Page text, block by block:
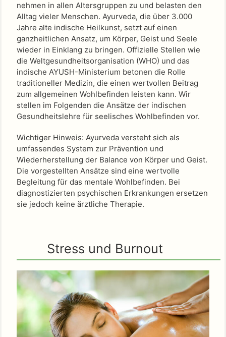
nehmen in allen Altersgruppen zu und belasten den
Alltag vieler Menschen. Ayurveda, die über 3.000
Jahre alte indische Heilkunst, setzt auf einen
ganzheitlichen Ansatz, um Körper, Geist und Seele
wieder in Einklang zu bringen. Offizielle Stellen wie
die Weltgesundheitsorganisation (WHO) und das
indische AYUSH-Ministerium betonen die Rolle
traditioneller Medizin, die einen wertvollen Beitrag
zum allgemeinen Wohlbefinden leisten kann. Wir
stellen im Folgenden die Ansätze der indischen
Gesundheitslehre für seelisches Wohlbefinden vor.
Wichtiger Hinweis: Ayurveda versteht sich als
umfassendes System zur Prävention und
Wiederherstellung der Balance von Körper und Geist.
Die vorgestellten Ansätze sind eine wertvolle
Begleitung für das mentale Wohlbefinden. Bei
diagnostizierten psychischen Erkrankungen ersetzen
sie jedoch keine ärztliche Therapie.
Stress und Burnout